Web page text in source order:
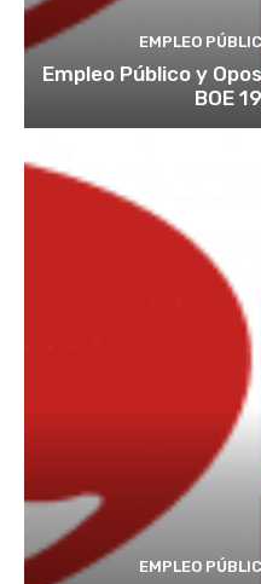
EMPLEO
Empleo Público y
BOE
EMPLEO